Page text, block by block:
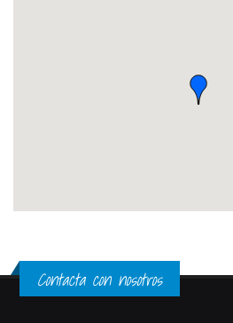
Contacta con nosotros